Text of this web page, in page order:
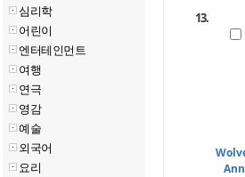
심리학
어린이
엔터테인먼트
여행
연극
영감
예술
외국어
요리
13.